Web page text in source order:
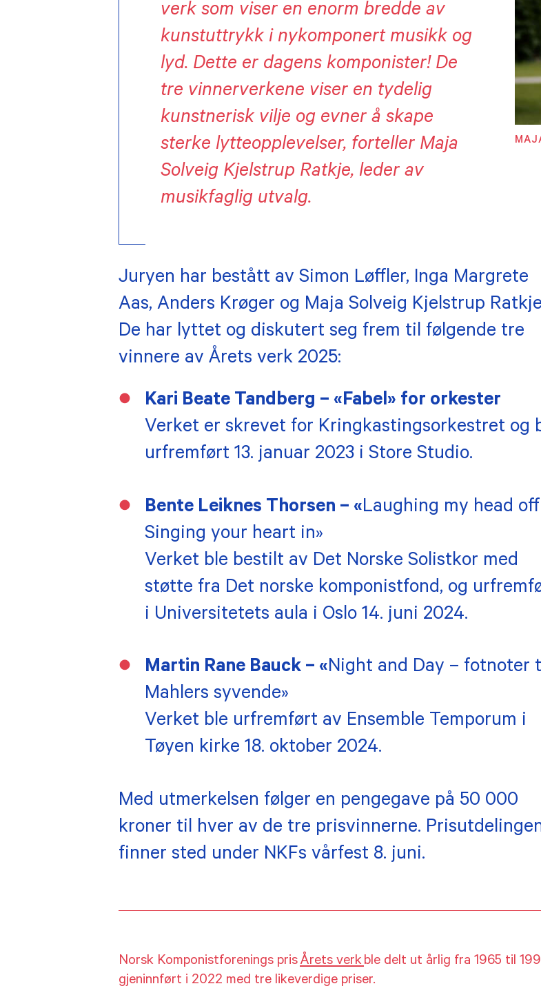
verk som viser en enorm bredde av
kunstuttrykk i nykomponert musikk og
lyd. Dette er dagens komponister! De
tre vinnerverkene viser en tydelig
kunstnerisk vilje og evner å skape
sterke lytteopplevelser, forteller Maja
Solveig Kjelstrup Ratkje, leder av
musikfaglig utvalg.
Juryen har bestått av Simon Løffler, Inga Margrete
Aas, Anders Krøger og Maja Solveig Kjelstrup
De har lyttet og diskutert seg frem til følgende tre
vinnere av Årets verk 2025:
Kari Beate Tandberg – «Fabel» for orkester
Verket er skrevet for Kringkastingsorkestret og
urfremført 13. januar 2023 i Store Studio.
Bente Leiknes Thorsen – «Laughing my head
Singing your heart in»
Verket ble bestilt av Det Norske Solistkor med
støtte fra Det norske komponistfond, og
i Universitetets aula i Oslo 14. juni 2024.
Martin Rane Bauck – «Night and Day – fotnoter
Mahlers syvende»
Verket ble urfremført av Ensemble Temporum i
Tøyen kirke 18. oktober 2024.
Med utmerkelsen følger en pengegave på 50 000
kroner til hver av de tre prisvinnerne.
finner sted under NKFs vårfest 8. juni.
Norsk Komponistforenings prisÅrets verkble delt ut årlig fra 1965 til
gjeninnført i 2022 med tre likeverdige priser.